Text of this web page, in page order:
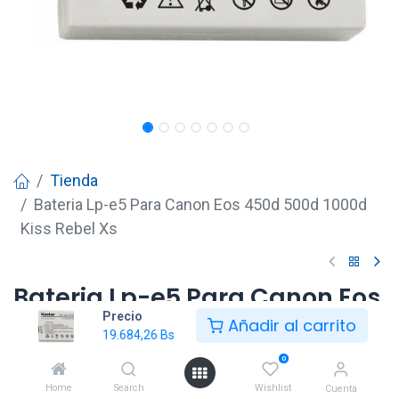
Precio
19.684,26 Bs Añadir al carrito
Home Search
0
Wishlist Cuenta
Tienda
Bateria Lp-e5 Para Canon Eos 450d 500d 1000d
Kiss Rebel Xs
Bateria Lp-e5 Para Canon Eos
450d 500d 1000d Kiss Rebel Xs
19.684,26 Bs